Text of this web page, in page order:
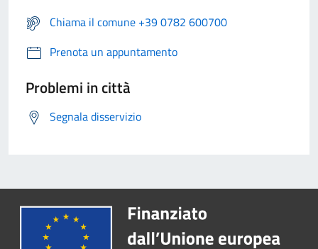
Chiama il comune +39 0782 600700
Prenota un appuntamento
Problemi in città
Segnala disservizio